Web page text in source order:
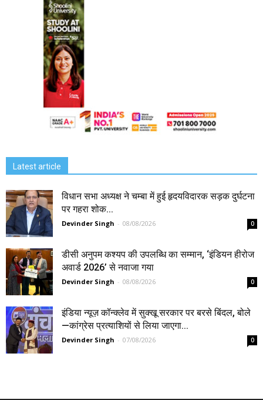
Latest article
विधान सभा अध्यक्ष ने चम्बा में हुई हृदयविदारक सड़क दुर्घटना
पर गहरा शोक...
Devinder Singh - 08/08/2026 0
डीसी अनुपम कश्यप की उपलब्धि का सम्मान, ‘इंडियन हीरोज
अवार्ड 2026’ से नवाजा गया
Devinder Singh - 08/08/2026 0
इंडिया न्यूज़ कॉन्क्लेव में सुक्खू सरकार पर बरसे बिंदल, बोले
—कांग्रेस प्रत्याशियों से लिया जाएगा...
Devinder Singh - 07/08/2026 0